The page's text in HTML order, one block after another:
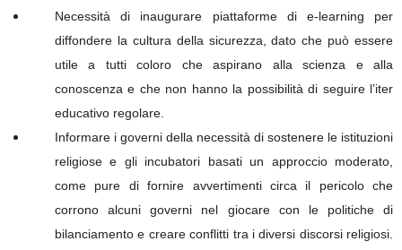
Necessità di inaugurare piattaforme di e-learning per
diffondere la cultura della sicurezza, dato che può essere
utile a tutti coloro che aspirano alla scienza e alla
conoscenza e che non hanno la possibilità di seguire l’iter
educativo regolare.
Informare i governi della necessità di sostenere le istituzioni
religiose e gli incubatori basati un approccio moderato,
come pure di fornire avvertimenti circa il pericolo che
corrono alcuni governi nel giocare con le politiche di
bilanciamento e creare conflitti tra i diversi discorsi religiosi.